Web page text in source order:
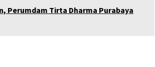
Perumdam Tirta Dharma Purabaya